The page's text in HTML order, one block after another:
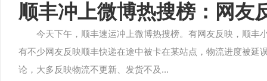
顺丰冲上微博热搜榜：网友
今天下午，顺丰速运冲上微博热搜榜。有网友反映，顺丰
有不少网友反映顺丰快递在途中被卡在某站点，物流进度被延
论，大多反映物流不更新、发货不及...